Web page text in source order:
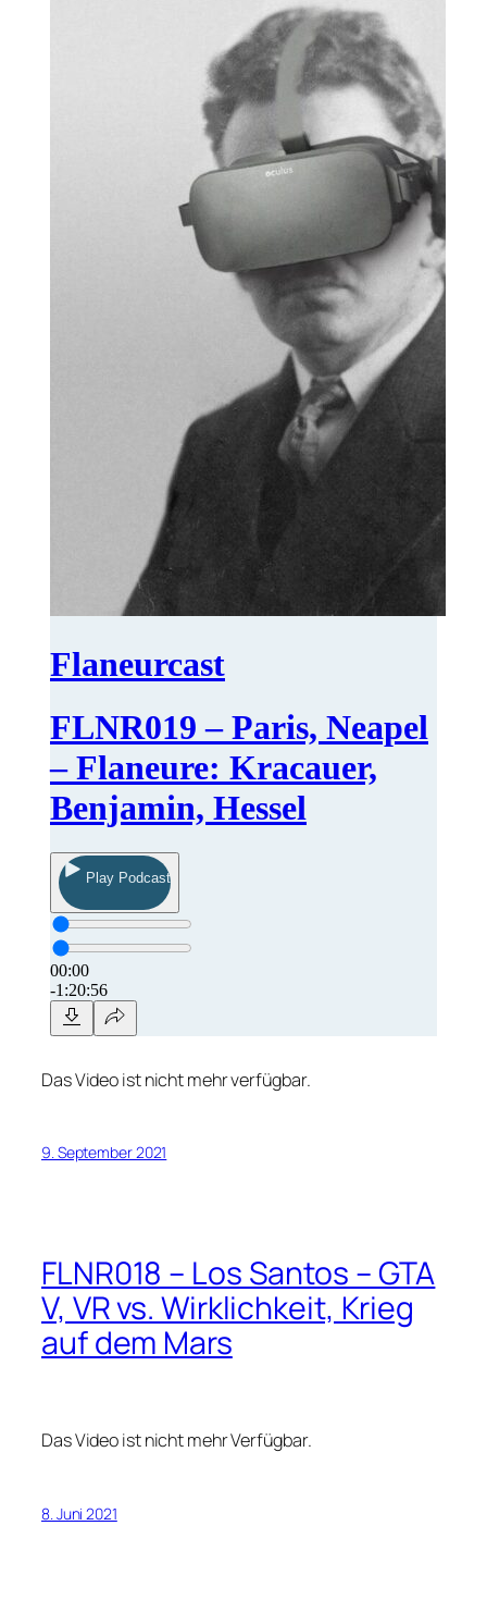
Das Video ist nicht mehr verfügbar.
9. September 2021
FLNR018 – Los Santos – GTA
V, VR vs. Wirklichkeit, Krieg
auf dem Mars
Das Video ist nicht mehr Verfügbar.
8. Juni 2021